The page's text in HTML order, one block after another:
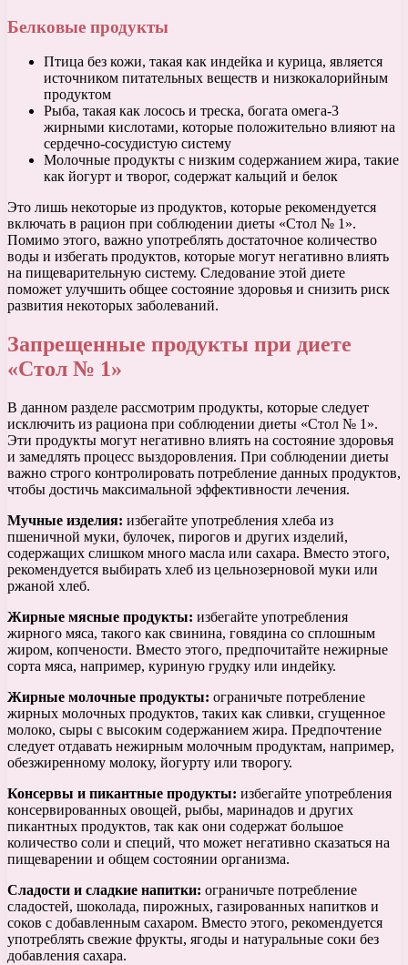
Белковые продукты
Птица без кожи, такая как индейка и курица, является
источником питательных веществ и низкокалорийным
продуктом
Рыба, такая как лосось и треска, богата омега-3
жирными кислотами, которые положительно влияют на
сердечно-сосудистую систему
Молочные продукты с низким содержанием жира, такие
как йогурт и творог, содержат кальций и белок
Это лишь некоторые из продуктов, которые рекомендуется
включать в рацион при соблюдении диеты «Стол № 1».
Помимо этого, важно употреблять достаточное количество
воды и избегать продуктов, которые могут негативно влиять
на пищеварительную систему. Следование этой диете
поможет улучшить общее состояние здоровья и снизить риск
развития некоторых заболеваний.
Запрещенные продукты при диете
«Стол № 1»
В данном разделе рассмотрим продукты, которые следует
исключить из рациона при соблюдении диеты «Стол № 1».
Эти продукты могут негативно влиять на состояние здоровья
и замедлять процесс выздоровления. При соблюдении диеты
важно строго контролировать потребление данных продуктов,
чтобы достичь максимальной эффективности лечения.
Мучные изделия: избегайте употребления хлеба из
пшеничной муки, булочек, пирогов и других изделий,
содержащих слишком много масла или сахара. Вместо этого,
рекомендуется выбирать хлеб из цельнозерновой муки или
ржаной хлеб.
Жирные мясные продукты: избегайте употребления
жирного мяса, такого как свинина, говядина со сплошным
жиром, копчености. Вместо этого, предпочитайте нежирные
сорта мяса, например, куриную грудку или индейку.
Жирные молочные продукты: ограничьте потребление
жирных молочных продуктов, таких как сливки, сгущенное
молоко, сыры с высоким содержанием жира. Предпочтение
следует отдавать нежирным молочным продуктам, например,
обезжиренному молоку, йогурту или творогу.
Консервы и пикантные продукты: избегайте употребления
консервированных овощей, рыбы, маринадов и других
пикантных продуктов, так как они содержат большое
количество соли и специй, что может негативно сказаться на
пищеварении и общем состоянии организма.
Сладости и сладкие напитки: ограничьте потребление
сладостей, шоколада, пирожных, газированных напитков и
соков с добавленным сахаром. Вместо этого, рекомендуется
употреблять свежие фрукты, ягоды и натуральные соки без
добавления сахара.